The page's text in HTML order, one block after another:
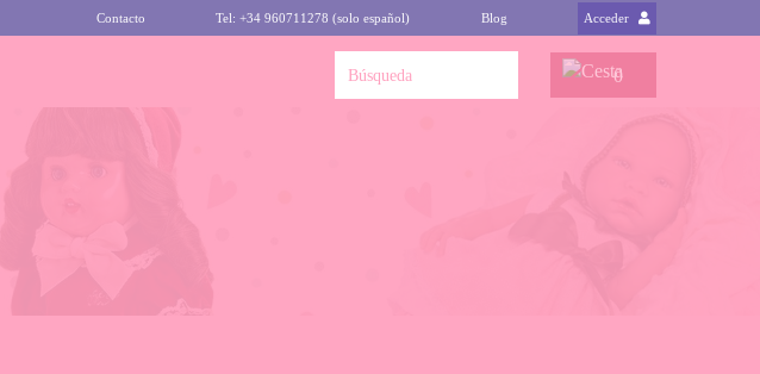
Contacto Tel: +34 960711278 (solo español) Blog Acceder
0